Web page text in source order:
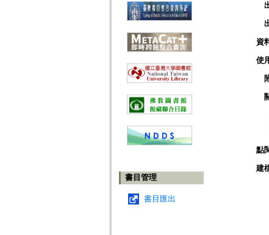
書目管理
書目匯出
資
使
點
建